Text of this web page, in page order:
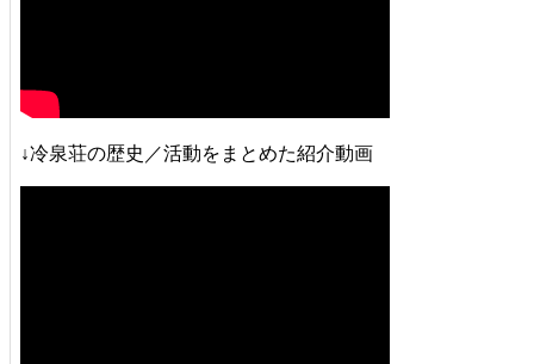
↓冷泉荘の歴史／活動をまとめた紹介動画